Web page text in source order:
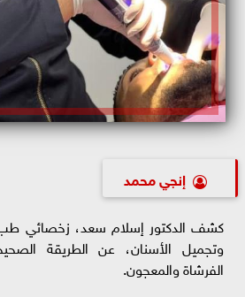
إنجي محمد
كشف الدكتور إسلام سعد، زخصائي طب
وتجميل الأسنان، عن الطريقة
الفرشاة والمعجون.